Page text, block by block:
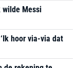
wilde Messi
hoor via-via dat